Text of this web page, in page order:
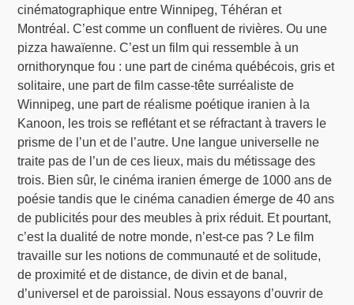
cinématographique entre Winnipeg, Téhéran et
Montréal. C’est comme un confluent de rivières. Ou une
pizza hawaïenne. C’est un film qui ressemble à un
ornithorynque fou : une part de cinéma québécois, gris et
solitaire, une part de film casse-tête surréaliste de
Winnipeg, une part de réalisme poétique iranien à la
Kanoon, les trois se reflétant et se réfractant à travers le
prisme de l’un et de l’autre. Une langue universelle ne
traite pas de l’un de ces lieux, mais du métissage des
trois. Bien sûr, le cinéma iranien émerge de 1000 ans de
poésie tandis que le cinéma canadien émerge de 40 ans
de publicités pour des meubles à prix réduit. Et pourtant,
c’est la dualité de notre monde, n’est-ce pas ? Le film
travaille sur les notions de communauté et de solitude,
de proximité et de distance, de divin et de banal,
d’universel et de paroissial. Nous essayons d’ouvrir de